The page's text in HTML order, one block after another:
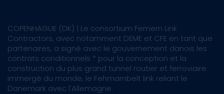
COPENHAGUE (DK) | Le consortium Femern Link
Contractors, avec notamment DEME et CFE en tant que
partenaires, a signé avec le gouvernement danois les
contrats conditionnels * pour la conception et la
construction du plus grand tunnel routier et ferroviaire
immergé du monde, le Fehmarnbelt link reliant le
Danemark avec l'Allemagne.